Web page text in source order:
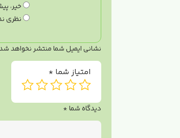
خیر،
نظری
نشانی ایمیل شما منتشر نخواهد
امتیاز شما *
دیدگاه شما*